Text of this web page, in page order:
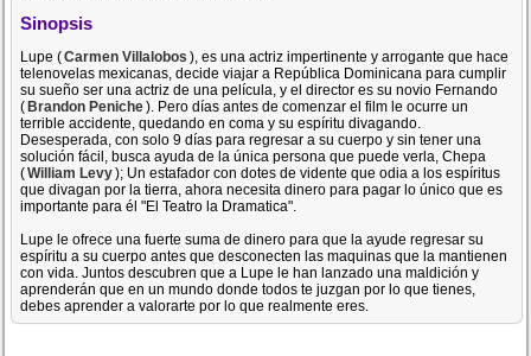
Sinopsis
Lupe (Carmen Villalobos ), es una actriz impertinente y arrogante que hace
telenovelas mexicanas, decide viajar a República Dominicana para cumplir
su sueño ser una actriz de una película, y el director es su novio Fernando
(Brandon Peniche). Pero días antes de comenzar el film le ocurre un
terrible accidente, quedando en coma y su espíritu divagando.
Desesperada, con solo 9 días para regresar a su cuerpo y sin tener una
solución fácil, busca ayuda de la única persona que puede verla, Chepa
(William Levy); Un estafador con dotes de vidente que odia a los espíritus
que divagan por la tierra, ahora necesita dinero para pagar lo único que es
importante para él "El Teatro la Dramatica".
Lupe le ofrece una fuerte suma de dinero para que la ayude regresar su
espíritu a su cuerpo antes que desconecten las maquinas que la mantienen
con vida. Juntos descubren que a Lupe le han lanzado una maldición y
aprenderán que en un mundo donde todos te juzgan por lo que tienes,
debes aprender a valorarte por lo que realmente eres.